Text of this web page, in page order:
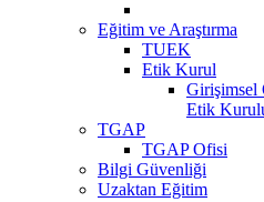
Eğitim ve Araştırma
TUEK
Etik Kurul
Girişimsel
Etik
TGAP
TGAP Ofisi
Bilgi Güvenliği
Uzaktan Eğitim